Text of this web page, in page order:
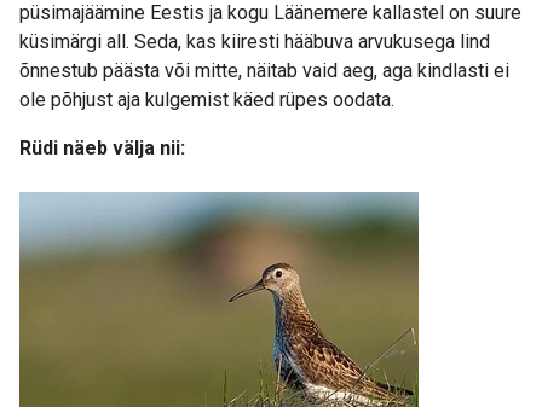
püsimajäämine Eestis ja kogu Läänemere kallastel on suure
küsimärgi all. Seda, kas kiiresti hääbuva arvukusega lind
õnnestub päästa või mitte, näitab vaid aeg, aga kindlasti ei
ole põhjust aja kulgemist käed rüpes oodata.
Rüdi näeb välja nii: